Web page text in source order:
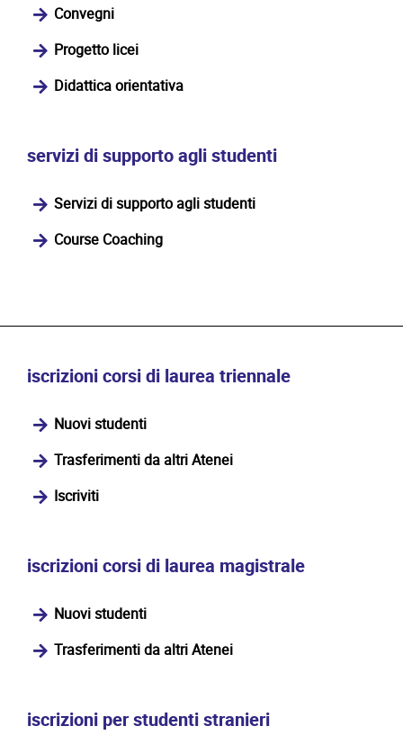
Convegni
Progetto licei
Didattica orientativa
servizi di supporto agli studenti
Servizi di supporto agli studenti
Course Coaching
iscrizioni corsi di laurea triennale
Nuovi studenti
Trasferimenti da altri Atenei
Iscriviti
iscrizioni corsi di laurea magistrale
Nuovi studenti
Trasferimenti da altri Atenei
iscrizioni per studenti stranieri